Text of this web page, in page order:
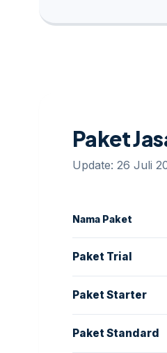
Paket
Update: 26 Juli
Nama Paket
Paket Trial
Paket Starter
Paket Standard